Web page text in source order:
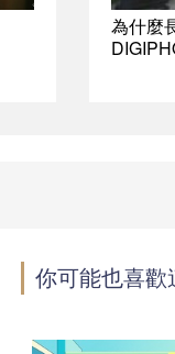
為什麼
你可能也喜歡